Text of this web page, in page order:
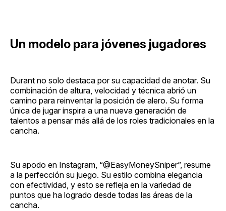
Un modelo para jóvenes jugadores
Durant no solo destaca por su capacidad de anotar. Su
combinación de altura, velocidad y técnica abrió un
camino para reinventar la posición de alero. Su forma
única de jugar inspira a una nueva generación de
talentos a pensar más allá de los roles tradicionales en la
cancha.
Su apodo en Instagram, “@EasyMoneySniper”, resume
a la perfección su juego. Su estilo combina elegancia
con efectividad, y esto se refleja en la variedad de
puntos que ha logrado desde todas las áreas de la
cancha.